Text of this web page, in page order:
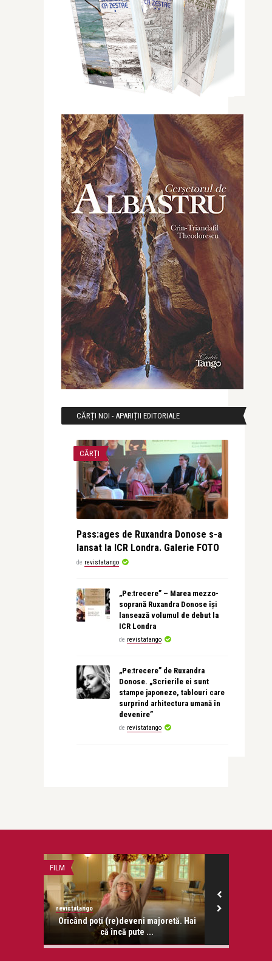
CĂRȚI NOI - APARIȚII EDITORIALE
CĂRȚI
Pass:ages de Ruxandra Donose s-a
lansat la ICR Londra. Galerie FOTO
de revistatango
„Pe:trecere” – Marea mezzo-
soprană Ruxandra Donose își
lansează volumul de debut la
ICR Londra
de revistatango
„Pe:trecere” de Ruxandra
Donose. „Scrierile ei sunt
stampe japoneze, tablouri care
surprind arhitectura umană în
devenire”
de revistatango
FILM
revistatango
Oricând poți (re)deveni majoretă. Hai
că încă pute ...